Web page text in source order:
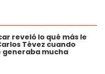
reveló lo qué más le
Tévez cuando
generaba mucha